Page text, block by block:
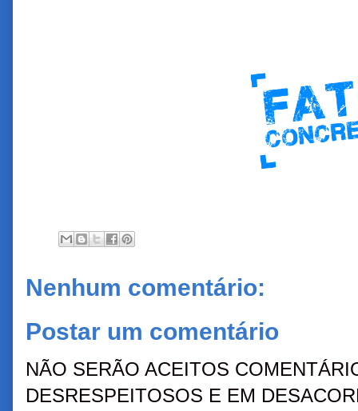
Nenhum comentário:
Postar um comentário
NÃO SERÃO ACEITOS
DESRESPEITOSOS E EM